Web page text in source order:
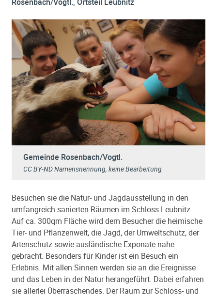
Gemeinde Rosenbach/Vogtl.
CC BY-ND Namensnennung, keine Bearbeitung
Besuchen sie die Natur- und Jagdausstellung in den
umfangreich sanierten Räumen im Schloss Leubnitz.
Auf ca. 300qm Fläche wird dem Besucher die heimische
Tier- und Pflanzenwelt, die Jagd, der Umweltschutz, der
Artenschutz sowie ausländische Exponate nahe
gebracht. Besonders für Kinder ist ein Besuch ein
Erlebnis. Mit allen Sinnen werden sie an die Ereignisse
und das Leben in der Natur herangeführt. Dabei erfahren
sie allerlei Überraschendes. Der Raum zur Schloss- und